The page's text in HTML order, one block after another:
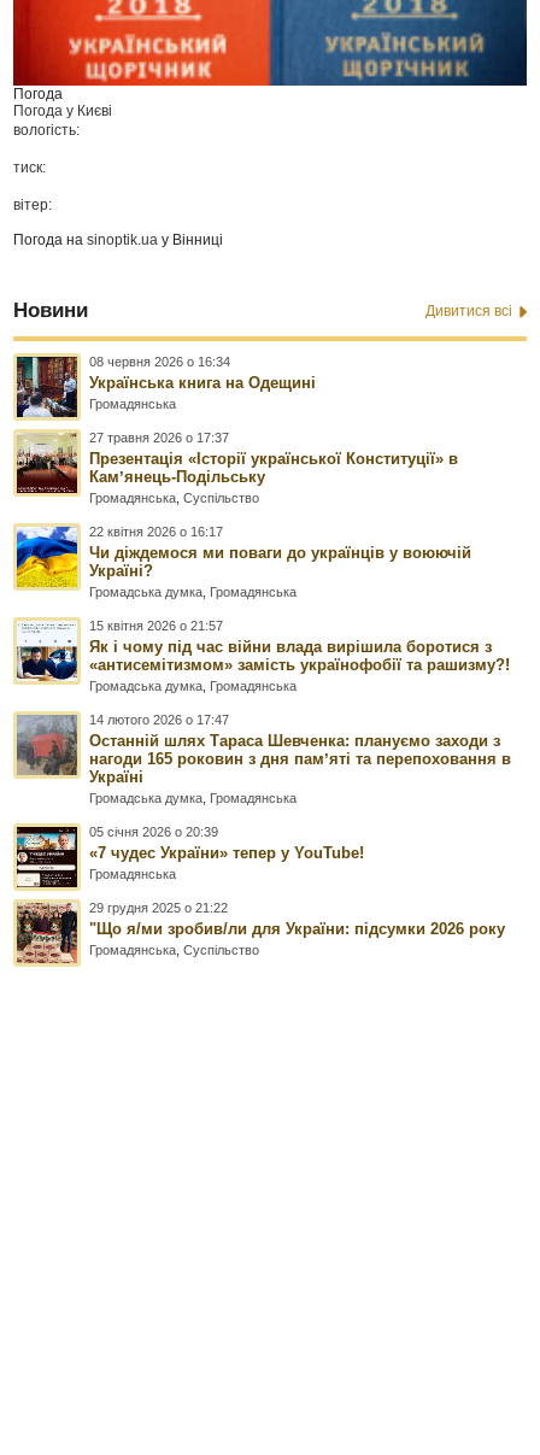
Погода
Погода у Києві
вологість:
тиск:
вітер:
Погода наsinoptik.ua у Вінниці
Новини Дивитися всі
08 червня 2026 о 16:34
Українська книга на Одещині
Громадянська
27 травня 2026 о 17:37
Презентація «Історії української Конституції» в
Камʼянець-Подільську
Громадянська ,Суспільство
22 квітня 2026 о 16:17
Чи діждемося ми поваги до українців у воюючій
Україні?
Громадська думка Громадянська
15 квітня 2026 о 21:57
Як і чому під час війни влада вирішила боротися з
«антисемітизмом» замість українофобії та рашизму?!
Громадська думка Громадянська
14 лютого 2026 о 17:47
Останній шлях Тараса Шевченка: плануємо заходи з
нагоди 165 роковин з дня памʼяті та перепоховання в
Україні
Громадська думка Громадянська
05 січня 2026 о 20:39
«7 чудес України» тепер у YouTube!
Громадянська
29 грудня 2025 о 21:22
"Що я/ми зробив/ли для України: підсумки 2026 року
Громадянська ,Суспільство